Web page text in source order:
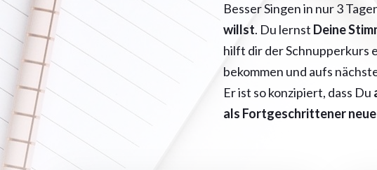
Besser Singen in nur 3
willst. Du lernst Deine
hilft dir der Schnupperkurs
bekommen und aufs
Er ist so konzipiert, dass Du
als Fortgeschrittener neue